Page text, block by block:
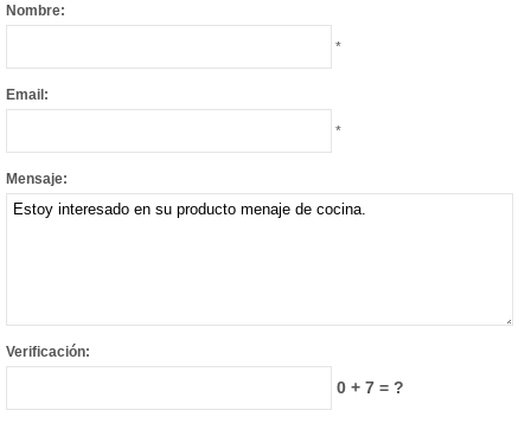
Nombre:
*
Email:
*
Mensaje:
Verificación:
0 + 7 = ?